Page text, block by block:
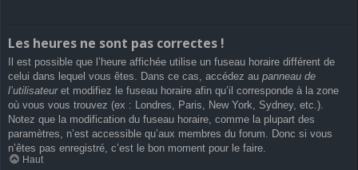
Les heures ne sont pas correctes !
Il est possible que l’heure affichée utilise un fuseau horaire différent de
celui dans lequel vous êtes. Dans ce cas, accédez au panneau de
l’utilisateuret modifiez le fuseau horaire afin qu’il corresponde à la zone
où vous vous trouvez (ex : Londres, Paris, New York, Sydney, etc.).
Notez que la modification du fuseau horaire, comme la plupart des
paramètres, n’est accessible qu’aux membres du forum. Donc si vous
n’êtes pas enregistré, c’est le bon moment pour le faire.
Haut